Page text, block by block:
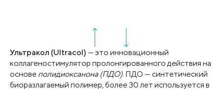
Ультракол (Ultracol) — это инновационный
коллагеностимулятор пролонгированного действия на
основе полидиоксанона (ПДО). ПДО — синтетический
биоразлагаемый полимер, более 30 лет используется в